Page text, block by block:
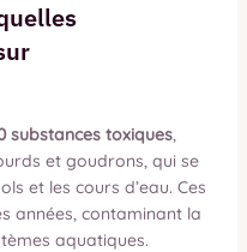
substances toxiques,
et goudrons, qui se
et les cours d’eau. Ces
années, contaminant la
aquatiques.